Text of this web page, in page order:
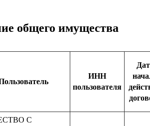
общего имущества
ИНН
пользователя
С